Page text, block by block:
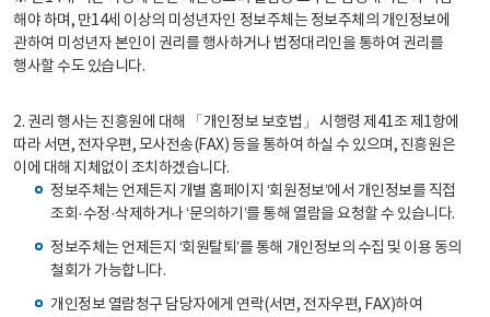
해야 하며, 만14세 이상의 미성년자인 정보주체는 정보주체의 개인정보에
관하여 미성년자 본인이 권리를 행사하거나 법정대리인을 통하여 권리를
행사할 수도 있습니다.
2. 권리 행사는 진흥원에 대해 「개인정보 보호법」 시행령 제41조 제1항에
따라 서면, 전자우편, 모사전송(FAX) 등을 통하여 하실 수 있으며, 진흥원은
이에 대해 지체없이 조치하겠습니다.
정보주체는 언제든지 개별 홈페이지 ‘회원정보’에서 개인정보를 직접
조회·수정·삭제하거나 ‘문의하기’를 통해 열람을 요청할 수 있습니다.
정보주체는 언제든지 ‘회원탈퇴’를 통해 개인정보의 수집 및 이용 동의
철회가 가능합니다.
개인정보 열람청구 담당자에게 연락(서면, 전자우편, FAX)하여